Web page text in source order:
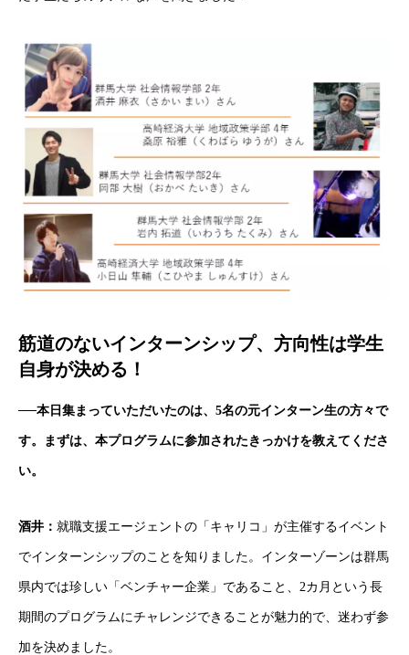
筋道のないインターンシップ、方向性は学生
自身が決める！
──本日集まっていただいたのは、5名の元インターン生の方々で
す。まずは、本プログラムに参加されたきっかけを教えてくださ
い。
酒井： 就職支援エージェントの 「キャリコ」 が主催するイベント
でインターンシップのことを知りました。インターゾーンは群馬
県内では珍しい「ベンチャー企業」であること、2カ月という長
期間のプログラムにチャレンジできることが魅力的で、迷わず参
加を決めました。